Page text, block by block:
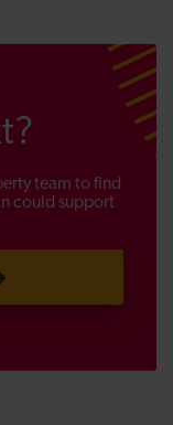
team to find
could support